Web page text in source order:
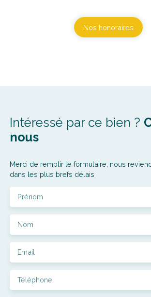
Nos honoraires
Intéressé par ce bien ?
nous
Merci de remplir le formulaire, nous
dans les plus brefs délais
Prénom
Nom
Email
Téléphone